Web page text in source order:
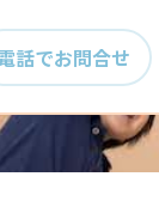
話でお問合せ